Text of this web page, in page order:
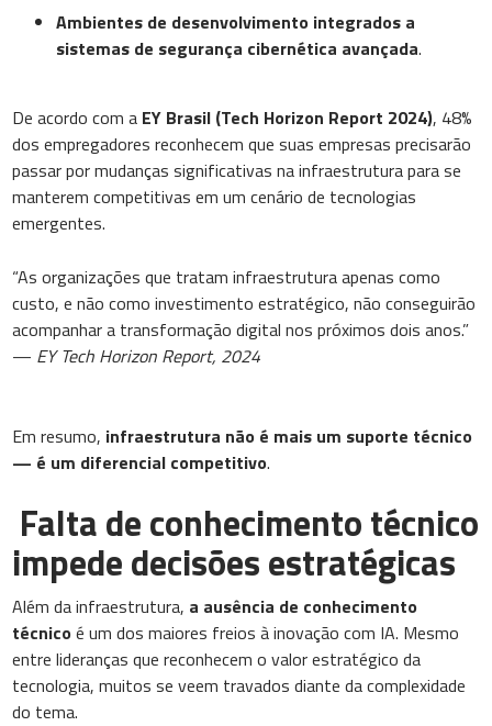
Ambientes de desenvolvimento integrados a
sistemas de segurança cibernética avançada.
De acordo com a EY Brasil (Tech Horizon Report 2024), 48%
dos empregadores reconhecem que suas empresas precisarão
passar por mudanças significativas na infraestrutura para se
manterem competitivas em um cenário de tecnologias
emergentes.
“As organizações que tratam infraestrutura apenas como
custo, e não como investimento estratégico, não conseguirão
acompanhar a transformação digital nos próximos dois anos.”
— EY Tech Horizon Report, 2024
Em resumo, infraestrutura não é mais um suporte técnico
— é um diferencial competitivo.
Falta de conhecimento técnico
impede decisões estratégicas
Além da infraestrutura, a ausência de conhecimento
técnicoé um dos maiores freios à inovação com IA. Mesmo
entre lideranças que reconhecem o valor estratégico da
tecnologia, muitos se veem travados diante da complexidade
do tema.